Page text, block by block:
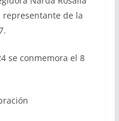
representante de la
se conmemora el 8